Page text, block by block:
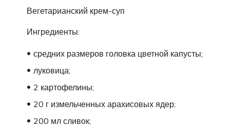
Вегетарианский крем-суп
Ингредиенты:
средних размеров головка цветной капусты;
луковица;
2 картофелины;
20 г измельченных арахисовых ядер;
200 мл сливок;